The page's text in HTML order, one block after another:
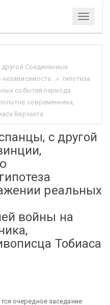
Меню
Соединенные
гипотеза
событий периода
современника,
Верхахта
с другой
реальных
войны на
Тобиаса
очередное заседание